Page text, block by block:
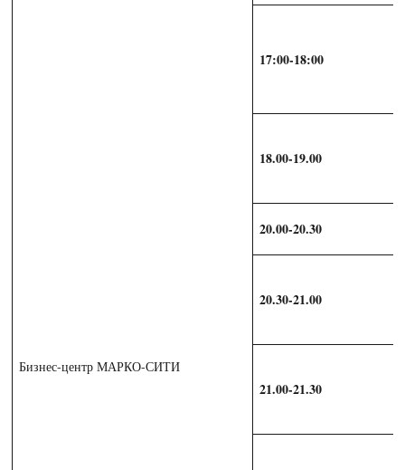
Бизнес-центр МАРКО-СИТИ
17:00-18:00
18.00-19.00
20.00-20.30
20.30-21.00
21.00-21.30